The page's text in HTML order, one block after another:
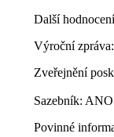
Další
Výroční
Zveřejnění
Sazebník: ANO
Povinné